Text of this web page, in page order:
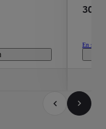
30
En